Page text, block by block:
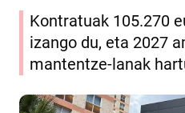
Kontratuak 105.270
izango du, eta 2027
mantentze-lanak